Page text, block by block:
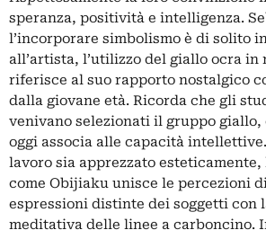
speranza, positività e intelligenza.
l’incorporare simbolismo è di solito
all’artista, l’utilizzo del giallo ocra
riferisce al suo rapporto nostalgico
dalla giovane età. Ricorda che gli
venivano selezionati il gruppo giallo,
oggi associa alle capacità
lavoro sia apprezzato esteticamente,
come Obijiaku unisce le percezioni
espressioni distinte dei soggetti con
meditativa delle linee a carboncino.